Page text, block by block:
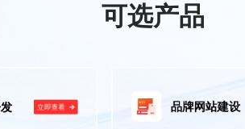
可选产品
品牌网站建设 立即查看